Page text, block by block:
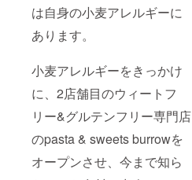
は自身の小麦アレルギーに
あります。
小麦アレルギーをきっかけ
に、2店舗目のウィートフ
リー&グルテンフリー専門店
のpasta & sweets burrowを
オープンさせ、今まで知ら